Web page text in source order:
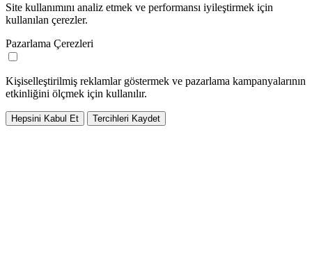
Site kullanımını analiz etmek ve performansı iyileştirmek için
kullanılan çerezler.
Pazarlama Çerezleri
Kişiselleştirilmiş reklamlar göstermek ve pazarlama kampanyalarının
etkinliğini ölçmek için kullanılır.
Hepsini Kabul Et Tercihleri Kaydet